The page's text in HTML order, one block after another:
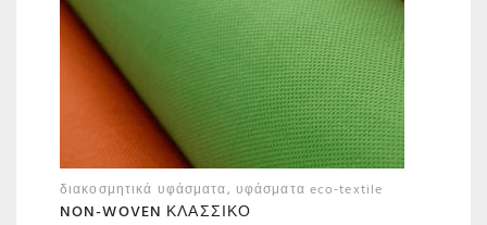
διακοσμητικά υφάσματα, υφάσματα eco-textile
NON-WOVEN ΚΛΑΣΣΙΚΌ